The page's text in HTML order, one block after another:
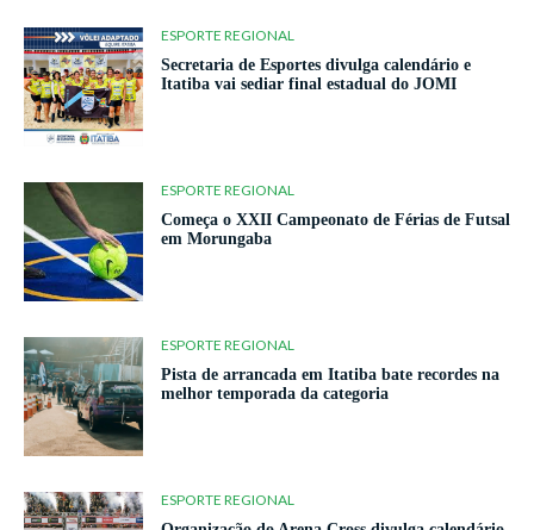
ESPORTE REGIONAL
Secretaria de Esportes divulga calendário e
Itatiba vai sediar final estadual do JOMI
ESPORTE REGIONAL
Começa o XXII Campeonato de Férias de Futsal
em Morungaba
ESPORTE REGIONAL
Pista de arrancada em Itatiba bate recordes na
melhor temporada da categoria
ESPORTE REGIONAL